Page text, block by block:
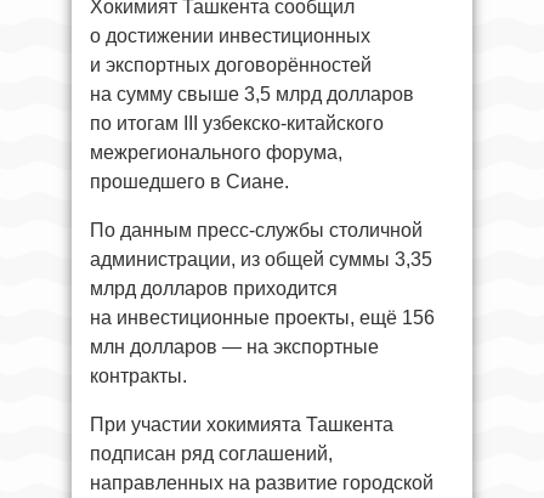
Хокимият Ташкента сообщил
о достижении инвестиционных
и экспортных договорённостей
на сумму свыше 3,5 млрд долларов
по итогам III узбекско-китайского
межрегионального форума,
прошедшего в Сиане.
По данным пресс-службы столичной
администрации, из общей суммы 3,35
млрд долларов приходится
на инвестиционные проекты, ещё 156
млн долларов — на экспортные
контракты.
При участии хокимията Ташкента
подписан ряд соглашений,
направленных на развитие городской